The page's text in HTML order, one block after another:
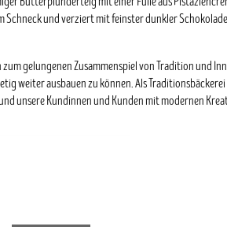
Butterplunderteig mit einer Fülle aus
Schneck und verziert mit feinster dunkler
gelungenen Zusammenspiel von Tradition und
weiter ausbauen zu können. Als
unsere Kundinnen und Kunden mit modernen